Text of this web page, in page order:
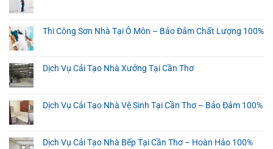
Thi Công Sơn Nhà Tại Ô Môn – Bảo Đảm Chất Lượng 100%
Dịch Vụ Cải Tạo Nhà Xưởng Tại Cần Thơ
Dịch Vụ Cải Tạo Nhà Vệ Sinh Tại Cần Thơ – Bảo Đảm 100%
Dịch Vụ Cải Tạo Nhà Bếp Tại Cần Thơ – Hoàn Hảo 100%